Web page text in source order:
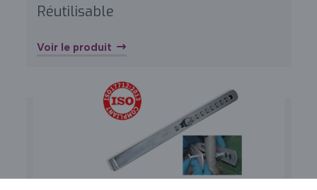
Réutilisable
Voir le produit